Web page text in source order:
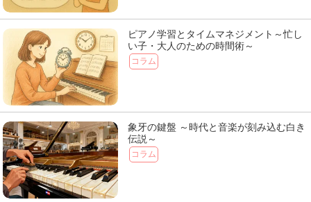
ピアノ学習とタイムマネジメント～忙し
い子・大人のための時間術～
コラム
象牙の鍵盤 ～時代と音楽が刻み込む白き
伝説～
コラム